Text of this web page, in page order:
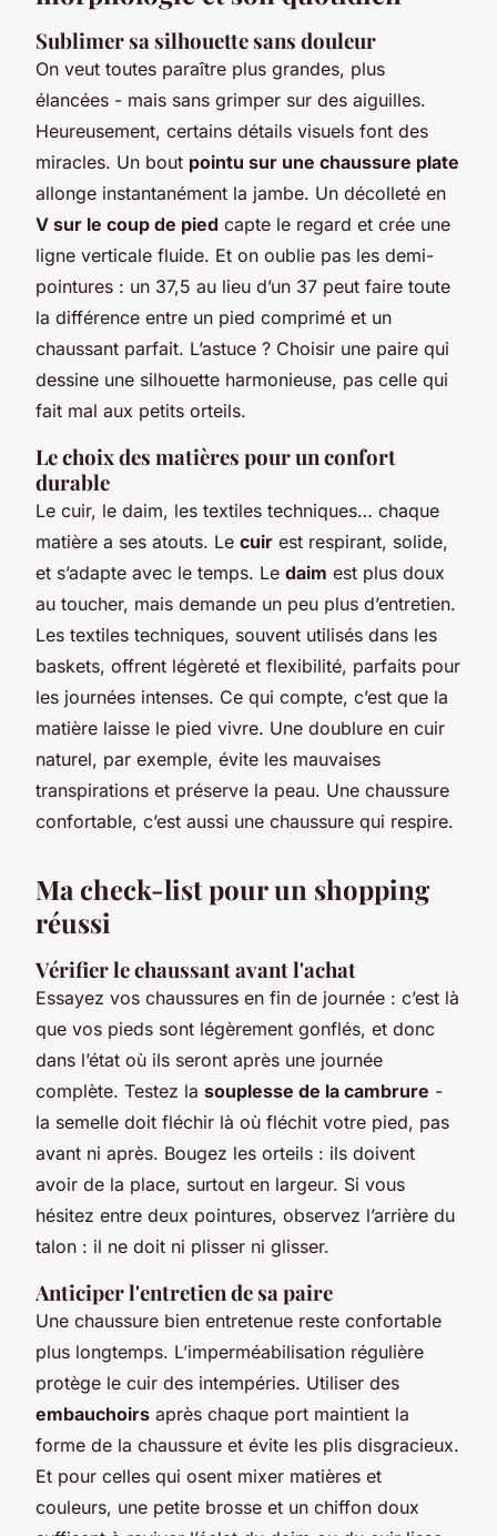
Sublimer sa silhouette sans douleur
On veut toutes paraître plus grandes, plus
élancées - mais sans grimper sur des aiguilles.
Heureusement, certains détails visuels font des
miracles. Un bout pointu sur une chaussure plate
allonge instantanément la jambe. Un décolleté en
V sur le coup de pied capte le regard et crée une
ligne verticale fluide. Et on oublie pas les demi-
pointures : un 37,5 au lieu d’un 37 peut faire toute
la différence entre un pied comprimé et un
chaussant parfait. L’astuce ? Choisir une paire qui
dessine une silhouette harmonieuse, pas celle qui
fait mal aux petits orteils.
Le choix des matières pour un confort
durable
Le cuir, le daim, les textiles techniques… chaque
matière a ses atouts. Le cuir est respirant, solide,
et s’adapte avec le temps. Le daim est plus doux
au toucher, mais demande un peu plus d’entretien.
Les textiles techniques, souvent utilisés dans les
baskets, offrent légèreté et flexibilité, parfaits pour
les journées intenses. Ce qui compte, c’est que la
matière laisse le pied vivre. Une doublure en cuir
naturel, par exemple, évite les mauvaises
transpirations et préserve la peau. Une chaussure
confortable, c’est aussi une chaussure qui respire.
Ma check-list pour un shopping
réussi
Vérifier le chaussant avant l'achat
Essayez vos chaussures en fin de journée : c’est là
que vos pieds sont légèrement gonflés, et donc
dans l’état où ils seront après une journée
complète. Testez la souplesse de la cambrure -
la semelle doit fléchir là où fléchit votre pied, pas
avant ni après. Bougez les orteils : ils doivent
avoir de la place, surtout en largeur. Si vous
hésitez entre deux pointures, observez l’arrière du
talon : il ne doit ni plisser ni glisser.
Anticiper l'entretien de sa paire
Une chaussure bien entretenue reste confortable
plus longtemps. L’imperméabilisation régulière
protège le cuir des intempéries. Utiliser des
embauchoirs après chaque port maintient la
forme de la chaussure et évite les plis disgracieux.
Et pour celles qui osent mixer matières et
couleurs, une petite brosse et un chiffon doux